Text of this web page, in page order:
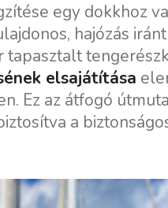
egy dokkhoz
hajózás
tapasztalt
elsajátítása
Ez az átfogó
a